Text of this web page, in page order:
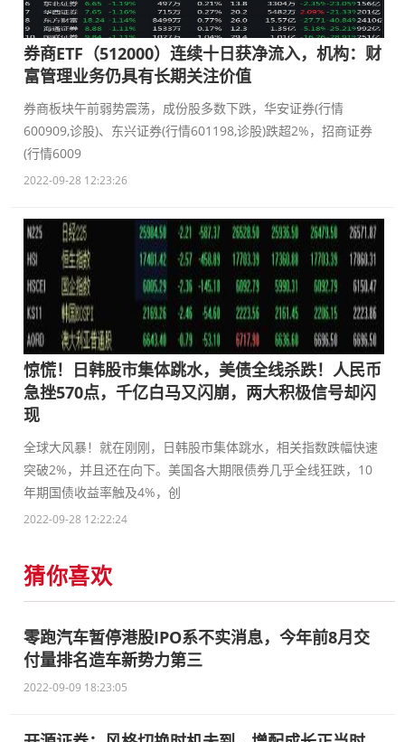
券商ETF（512000）连续十日获净流入，机构：财
富管理业务仍具有长期关注价值
券商板块午前弱势震荡，成份股多数下跌，华安证券(行情
600909,诊股)、东兴证券(行情601198,诊股)跌超2%，招商证券
(行情6009
2022-09-28 12:23:26
惊慌！日韩股市集体跳水，美债全线杀跌！人民币
急挫570点，千亿白马又闪崩，两大积极信号却闪
现
全球大风暴！就在刚刚，日韩股市集体跳水，相关指数跌幅快速
突破2%，并且还在向下。美国各大期限债券几乎全线狂跌，10
年期国债收益率触及4%，创
2022-09-28 12:22:24
猜你喜欢
零跑汽车暂停港股IPO系不实消息，今年前8月交
付量排名造车新势力第三
2022-09-09 18:23:05